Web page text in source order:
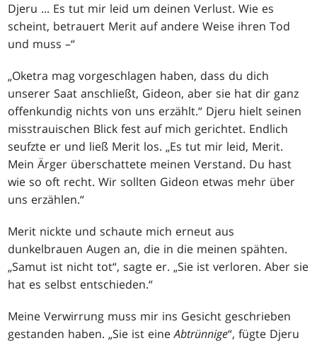
Djeru ... Es tut mir leid um deinen Verlust. Wie es
scheint, betrauert Merit auf andere Weise ihren Tod
und muss –“
„Oketra mag vorgeschlagen haben, dass du dich
unserer Saat anschließt, Gideon, aber sie hat dir ganz
offenkundig nichts von uns erzählt.“ Djeru hielt seinen
misstrauischen Blick fest auf mich gerichtet. Endlich
seufzte er und ließ Merit los. „Es tut mir leid, Merit.
Mein Ärger überschattete meinen Verstand. Du hast
wie so oft recht. Wir sollten Gideon etwas mehr über
uns erzählen.“
Merit nickte und schaute mich erneut aus
dunkelbrauen Augen an, die in die meinen spähten.
„Samut ist nicht tot“, sagte er. „Sie ist verloren. Aber sie
hat es selbst entschieden.“
Meine Verwirrung muss mir ins Gesicht geschrieben
gestanden haben. „Sie ist eineAbtrünnige“, fügte Djeru